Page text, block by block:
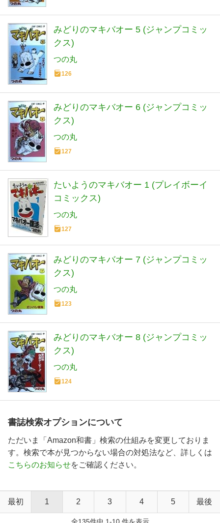
みどりのマキバオー 5 (ジャンプコミッ
クス)
つの丸
126
みどりのマキバオー 6 (ジャンプコミッ
クス)
つの丸
127
たいようのマキバオー 1 (プレイボーイ
コミックス)
つの丸
127
みどりのマキバオー 7 (ジャンプコミッ
クス)
つの丸
123
みどりのマキバオー 8 (ジャンプコミッ
クス)
つの丸
124
書誌検索オプションについて
ただいま「Amazon和書」検索の仕組みを変更しておりま
す。検索で本が見つからない場合の対処法など、詳しくは
こちらのお知らせをご確認ください。
最初 1 2 3 4 5 最後